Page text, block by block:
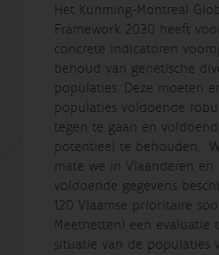
Het Kunming-Montreal
Framework 2030 heeft
concrete indicatoren
behoud van genetische
populaties. Deze moeten
populaties voldoende
tegen te gaan en
potentieel te behouden.
mate we in Vlaanderen en
voldoende gegevens
120 Vlaamse prioritaire
Meetnetten) een evaluatie
situatie van de populaties